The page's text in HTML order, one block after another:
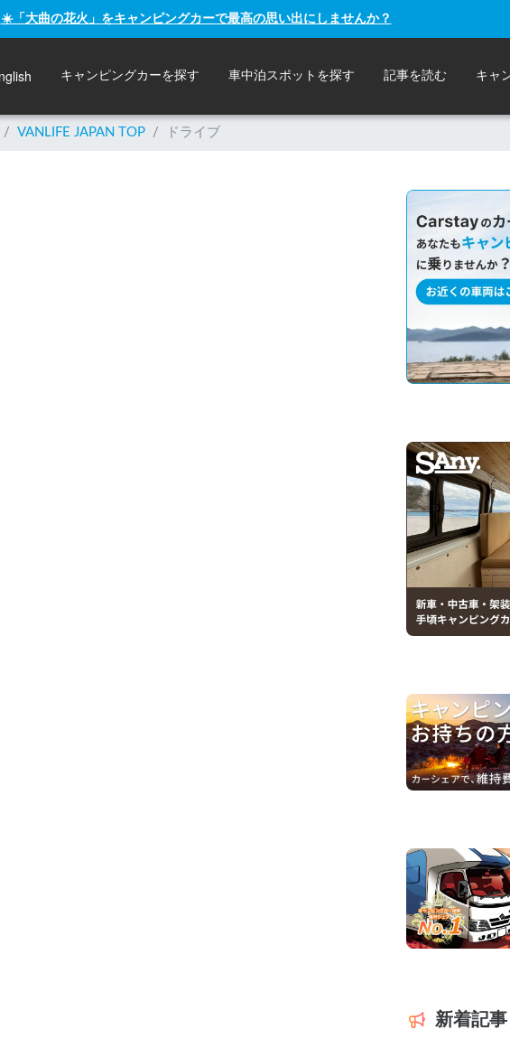
☀️「大曲の花火」をキャンピングカーで最高の思い出にしませんか？
キャンピングカーを探す 車中泊スポットを探す 記事を読む キャ
/ VANLIFE JAPAN TOP / ドライブ
新着記事